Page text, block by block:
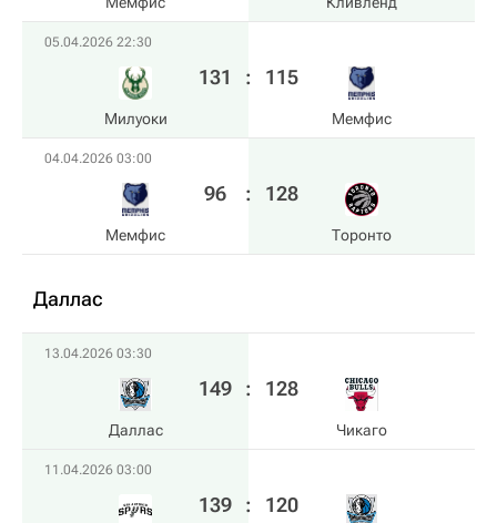
05.04.2026 22:30
Милуоки
131 : 115
Мемфис
04.04.2026 03:00
Мемфис
96 : 128
Торонто
Даллас
13.04.2026 03:30
Даллас
149 : 128
Чикаго
11.04.2026 03:00
139 : 120